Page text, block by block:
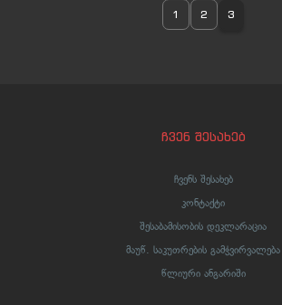
1 2 3
ჩვენ შესახებ
ჩვენს შესახებ
კონტაქტი
შესაბამისობის დეკლარაცია
მაუწ. საკუთრების გამჭვირვალება
წლიური ანგარიში